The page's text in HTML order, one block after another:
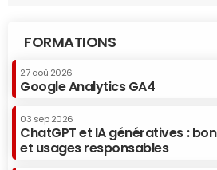
Julien Romanetto, dirigeant
FORMATIONS
27 aoû 2026
Google Analytics GA4
03 sep 2026
ChatGPT et IA génératives :
et usages responsables